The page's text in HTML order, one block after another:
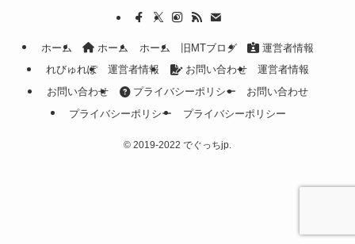
ホーム ホーム ホーム 旧MTブログ
運営者情報
れびゅれぽ
運営者情報 お問い合わせ
運営者情報
お問い合わせ
プライバシーポリシー
お問い合わせ
プライバシーポリシー
プライバシーポリシー
© 2019-2022 でぐっちjp.